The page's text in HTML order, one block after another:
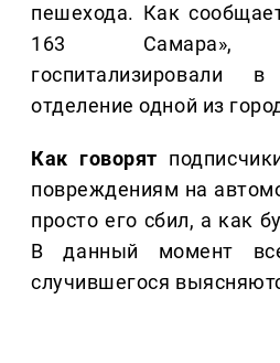
пешехода. Как
163 Самара»,
госпитализировали
отделение одной из
Как говорят
повреждениям на
просто его сбил, а как
В данный момент все
случившегося